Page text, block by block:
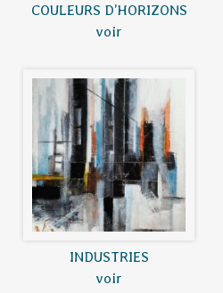
COULEURS D’HORIZONS
voir
INDUSTRIES
voir